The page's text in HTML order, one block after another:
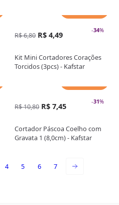
-34%
R$ 6,80 R$ 4,49
Kit Mini Cortadores Corações
Torcidos (3pcs) - Kafstar
-31%
R$ 10,80 R$ 7,45
Cortador Páscoa Coelho com
Gravata 1 (8,0cm) - Kafstar
4 5 6 7